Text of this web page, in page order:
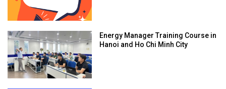
Energy Manager Training Course in
Hanoi and Ho Chi Minh City